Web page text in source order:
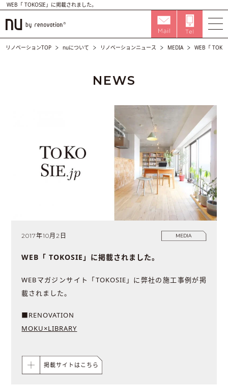
WEB「 TOKOSIE」に掲載されました。
リノベーションTOP nuについて リノベーションニュース MEDIA WEB「
NEWS
MEDIA
2017年10月2日
WEB「 TOKOSIE」に掲載されました。
WEBマガジンサイト「TOKOSIE」に弊社の施工事例が掲
載されました。
■RENOVATION
MOKU×LIBRARY
掲載サイトはこちら